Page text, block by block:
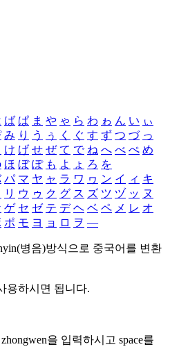
ば ぱ ま や ゃ ら わ ゎ ん い ぃ
み り う ぅ く ぐ す ず つ づ っ
け げ せ ぜ て で ね へ べ ぺ め
ほ ぼ ぽ も よ ょ ろ を
パ マ ヤ ャ ラ ワ ヮ ン イ ィ キ
リ ウ ゥ ク グ ス ズ ツ ヅ ッ ヌ
ゲ セ ゼ テ デ ヘ ベ ペ メ レ オ
ポ モ ヨ ョ ロ ヲ ―
병음)방식으로 중국어를 변환
용하시면 됩니다.
zhongwen을 입력하시고 space를